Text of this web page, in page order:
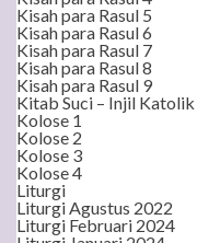
Kisah para Rasul 5
Kisah para Rasul 6
Kisah para Rasul 7
Kisah para Rasul 8
Kisah para Rasul 9
Kitab Suci – Injil Katolik
Kolose 1
Kolose 2
Kolose 3
Kolose 4
Liturgi
Liturgi Agustus 2022
Liturgi Februari 2024